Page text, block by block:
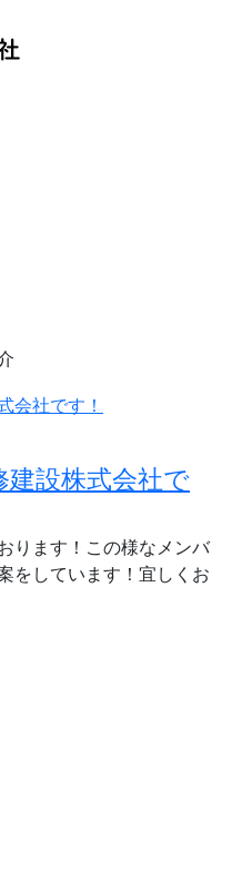
設株式会社で
ります！この様なメンバ
をしています！宜しくお